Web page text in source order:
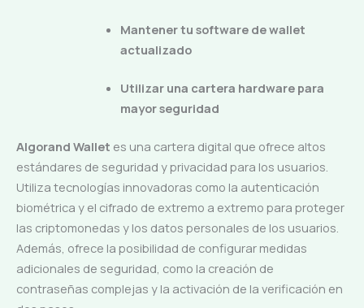
Mantener tu software de wallet
actualizado
Utilizar una cartera hardware para
mayor seguridad
Algorand Wallet es una cartera digital que ofrece altos
estándares de seguridad y privacidad para los usuarios.
Utiliza tecnologías innovadoras como la autenticación
biométrica y el cifrado de extremo a extremo para proteger
las criptomonedas y los datos personales de los usuarios.
Además, ofrece la posibilidad de configurar medidas
adicionales de seguridad, como la creación de
contraseñas complejas y la activación de la verificación en